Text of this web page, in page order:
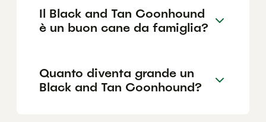
Il Black and Tan Coonhound
è un buon cane da famiglia?
Quanto diventa grande un
Black and Tan Coonhound?